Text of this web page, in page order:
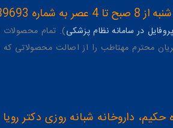
در سامانه نظام پزشکی). تمام محصولات
محترم مهتاطب را از اصالت محصولاتی که
داروخانه شبانه روزی دکتر